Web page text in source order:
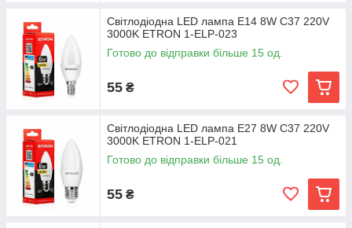
Світлодіодна LED лампа E14 8W C37 220V
3000K ETRON 1-ELP-023
Готово до відправки більше 15 од.
55 ₴
Світлодіодна LED лампа E27 8W C37 220V
3000K ETRON 1-ELP-021
Готово до відправки більше 15 од.
55 ₴